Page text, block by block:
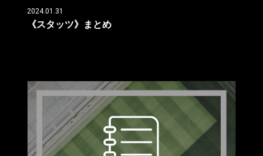
2024.01.31
《スタッツ》まとめ